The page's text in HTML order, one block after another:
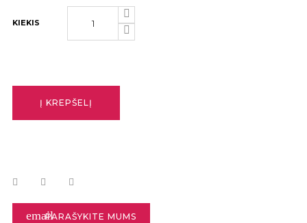
KIEKIS
Į KREPŠELĮ
emailPARAŠYKITE MUMS